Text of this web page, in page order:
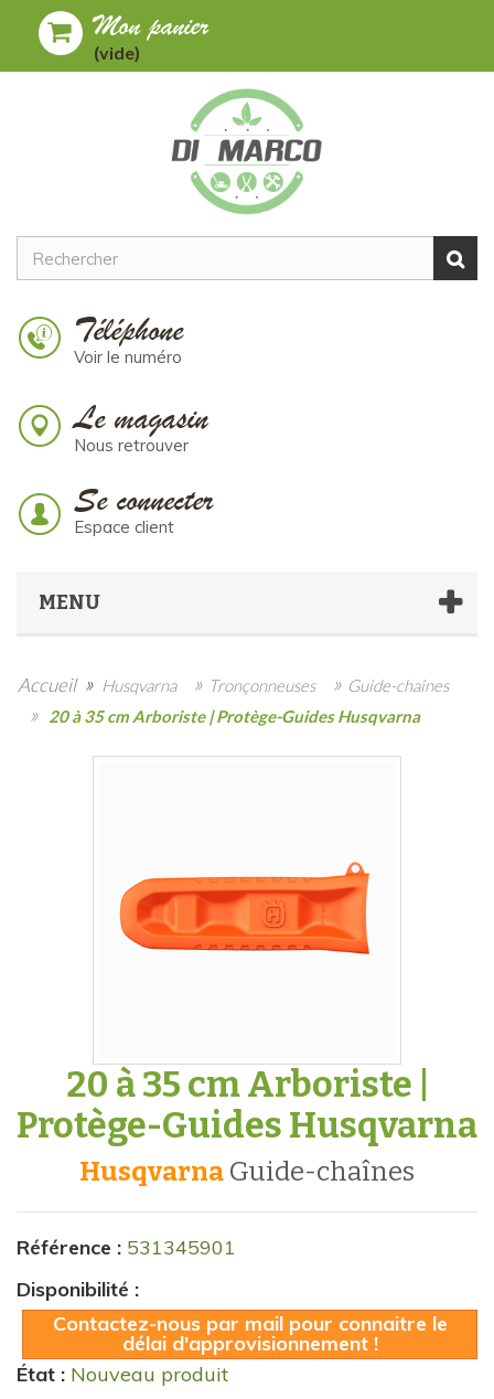
Mon panier
(vide)
Téléphone
Voir le numéro
Le magasin
Nous retrouver
Se connecter
Espace client
MENU
Accueil » Husqvarna » Tronçonneuses » Guide-chaînes
» 20 à 35 cm Arboriste | Protège-Guides Husqvarna
20 à 35 cm Arboriste |
Protège-Guides Husqvarna
Husqvarna guide-chaînes
Référence : 531345901
Disponibilité :
Contactez-nous par mail pour connaitre le
délai d'approvisionnement !
État : Nouveau produit